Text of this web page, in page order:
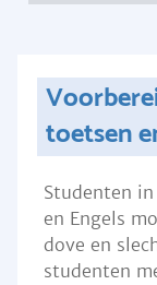
toetsen
Studenten
en Engels
dove en
studenten